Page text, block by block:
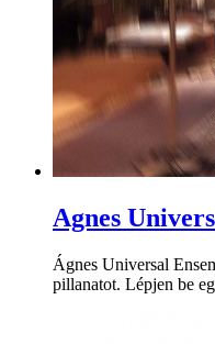
Agnes
Ágnes Universal
pillanatot. Lépjen be